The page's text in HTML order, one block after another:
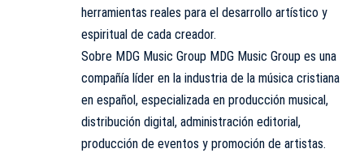
herramientas reales para el desarrollo artístico y
espiritual de cada creador.
Sobre MDG Music Group MDG Music Group es una
compañía líder en la industria de la música cristiana
en español, especializada en producción musical,
distribución digital, administración editorial,
producción de eventos y promoción de artistas.